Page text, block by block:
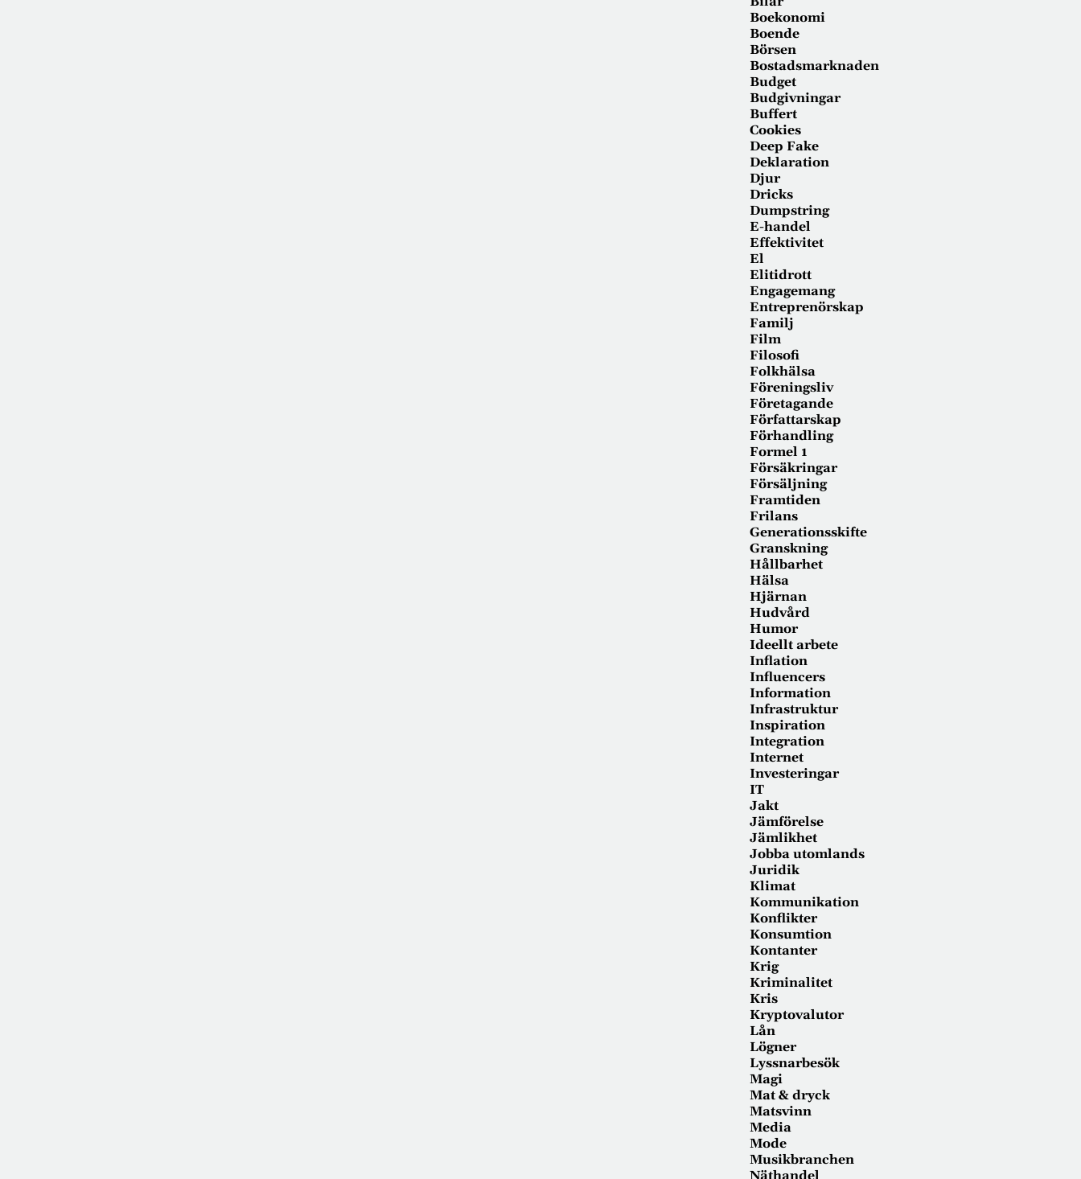
Boekonomi
Boende
Börsen
Bostadsmarknaden
Budget
Budgivningar
Buffert
Cookies
Deep Fake
Deklaration
Djur
Dricks
Dumpstring
E-handel
Effektivitet
El
Elitidrott
Engagemang
Entreprenörskap
Familj
Film
Filosofi
Folkhälsa
Föreningsliv
Företagande
Författarskap
Förhandling
Formel 1
Försäkringar
Försäljning
Framtiden
Frilans
Generationsskifte
Granskning
Hållbarhet
Hälsa
Hjärnan
Hudvård
Humor
Ideellt arbete
Inflation
Influencers
Information
Infrastruktur
Inspiration
Integration
Internet
Investeringar
IT
Jakt
Jämförelse
Jämlikhet
Jobba utomlands
Juridik
Klimat
Kommunikation
Konflikter
Konsumtion
Kontanter
Krig
Kriminalitet
Kris
Kryptovalutor
Lån
Lögner
Lyssnarbesök
Magi
Mat & dryck
Matsvinn
Media
Mode
Musikbranchen
Näthandel